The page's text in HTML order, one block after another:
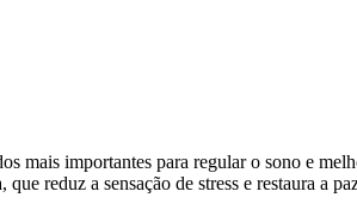
mais importantes para regular o sono e
reduz a sensação de stress e restaura a